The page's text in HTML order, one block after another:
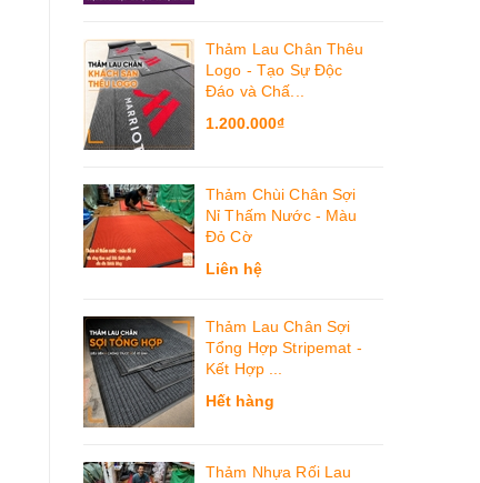
Thảm Lau Chân Thêu
Logo - Tạo Sự Độc
Đáo và Chấ...
1.200.000₫
Thảm Chùi Chân Sợi
Nỉ Thấm Nước - Màu
Đỏ Cờ
Liên hệ
Thảm Lau Chân Sợi
Tổng Hợp Stripemat -
Kết Hợp ...
Hết hàng
Thảm Nhựa Rối Lau